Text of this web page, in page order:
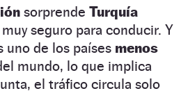
sorprende Turquía
seguro para conducir. Y
uno de los países menos
mundo, lo que implica
el tráfico circula solo